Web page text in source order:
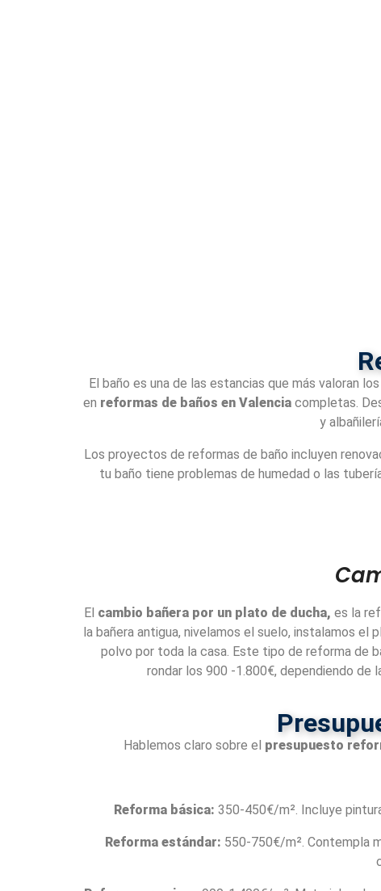
El baño es una de las estancias que más valoran
en reformas de baños en Valenciacompletas.
y
Los proyectos de reformas de baño incluyen
tu baño tiene problemas de humedad o las
El cambio bañera por un plato de ducha, es la
la bañera antigua, nivelamos el suelo, instalamos
polvo por toda la casa. Este tipo de reforma de
rondar los 900 -1.800€, dependiendo de
Hablemos claro sobre el presupuesto
Reforma básica: 350-450€/m². Incluye
Reforma estándar: 550-750€/m². Contempla